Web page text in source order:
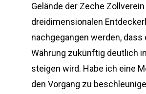
Gelände der Zeche
dreidimensionalen
nachgegangen werden, dass
Währung zukünftig deutlich
steigen wird. Habe ich eine
den Vorgang zu